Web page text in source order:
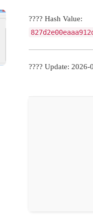
???? Hash Value:
???? Update: 2026-